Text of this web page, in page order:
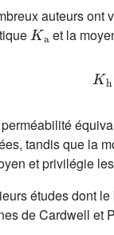
auteurs ont
Ka
et la
K
tandis que la
et privilégie
études dont
de Cardwell et